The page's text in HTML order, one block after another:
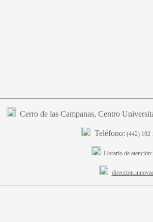
Cerro de las Campanas, Centro
Teléfono: (442) 192
Horario de atención: